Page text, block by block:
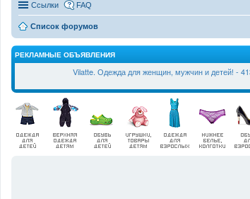
Ссылки FAQ
Список форумов
РЕКЛАМНЫЕ ОБЪЯВЛЕНИЯ
Vilatte. Одежда для женщин, мужчин и детей! -